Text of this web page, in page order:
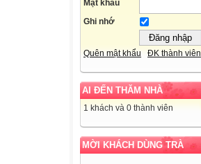
Mật khẩu
Ghi nhớ
Quên mật khẩu ĐK thành viên
AI ĐẾN THĂM NHÀ
1 khách và 0 thành viên
MỜI KHÁCH DÙNG TRÀ